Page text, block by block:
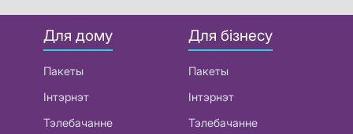
Для дому
Пакеты
Інтэрнэт
Тэлебачанне
Для бізнесу
Пакеты
Інтэрнэт
Тэлебачанне